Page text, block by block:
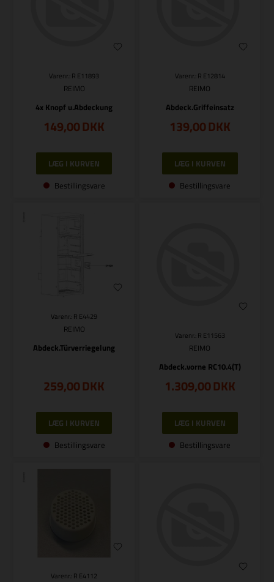
Varenr.: R E11893
REIMO
4x Knopf u.Abdeckung
149,00DKK
Bestillingsvare
Varenr.: R E12814
REIMO
Abdeck.Griffeinsatz
139,00DKK
Bestillingsvare
Varenr.: R E4429
REIMO
Abdeck.Türverriegelung
259,00DKK
Bestillingsvare
Varenr.: R E11563
REIMO
Abdeck.vorne RC10.4(T)
1.309,00DKK
Bestillingsvare
Varenr.: R E4112